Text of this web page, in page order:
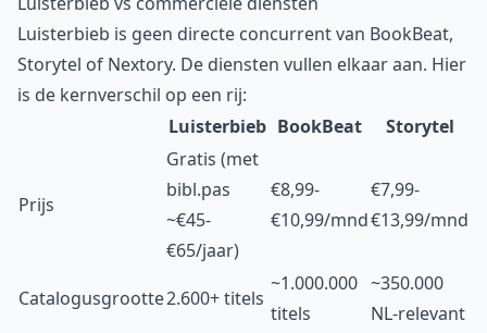
Luisterbieb is geen directe concurrent van BookBeat,
Storytel of Nextory. De diensten vullen elkaar aan. Hier
is de kernverschil op een rij:
Luisterbieb BookBeat Storytel
Prijs
Gratis (met
bibl.pas
~€45-
€65/jaar)
€8,99-
€10,99/mnd
€7,99-
€13,99/mnd
Catalogusgrootte2.600+ titels
~1.000.000
titels
~350.000
NL-relevant